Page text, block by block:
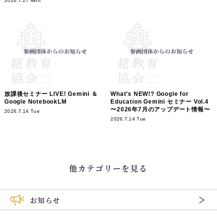
放課後セミナー LIVE! Gemini ＆
Google NotebookLM
2026.7.14 Tue
What’s NEW!? Google for
Education Gemini セミナー Vol.4
〜2026年7月のアップデート情報〜
2026.7.14 Tue
他カテゴリーを見る
お知らせ